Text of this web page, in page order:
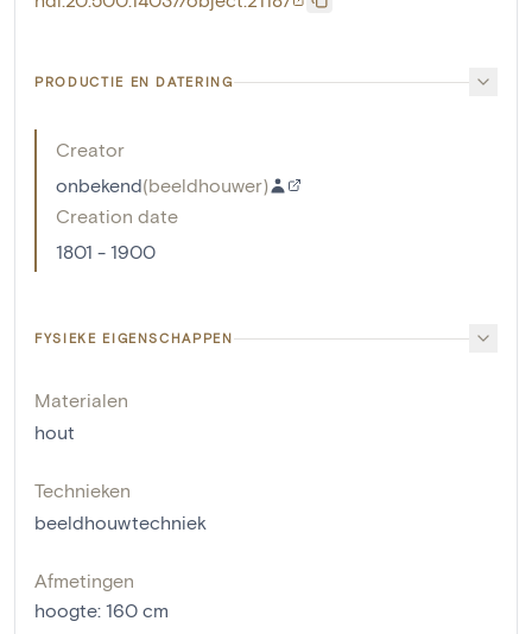
PRODUCTIE EN DATERING
Creator
onbekend(beeldhouwer)
Creation date
1801 - 1900
FYSIEKE EIGENSCHAPPEN
Materialen
hout
Technieken
beeldhouwtechniek
Afmetingen
hoogte: 160 cm